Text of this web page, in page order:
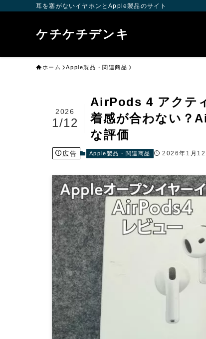
耳を塞がないイヤホンとApple製品のサイト
ケチケチデンキ
ホーム Apple製品・関連商品
AirPods 4 アクテ
着感が合わない？
な評価
2026
1/12
広告 Apple製品・関連商品 2026年1月12